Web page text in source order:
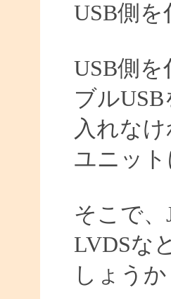
USB側
USB側
ブル
入れな
ユニッ
そこで
LVDSな
しょうか